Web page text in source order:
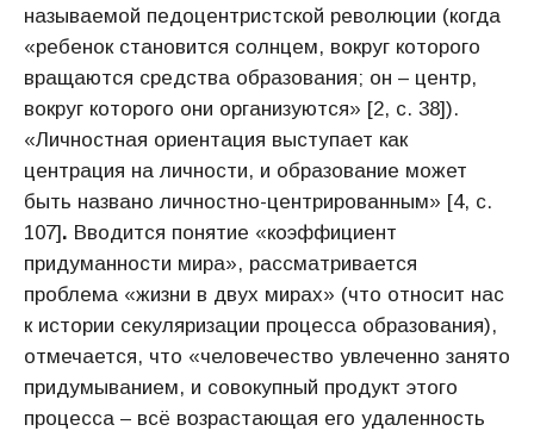
называемой педоцентристской революции (когда
«ребенок становится солнцем, вокруг которого
вращаются средства образования; он – центр,
вокруг которого они организуются» [2, с. 38]).
«Личностная ориентация выступает как
центрация на личности, и образование может
быть названо личностно-центрированным» [4, с.
107]. Вводится понятие «коэффициент
придуманности мира», рассматривается
проблема «жизни в двух мирах» (что относит нас
к истории секуляризации процесса образования),
отмечается, что «человечество увлеченно занято
придумыванием, и совокупный продукт этого
процесса – всё возрастающая его удаленность